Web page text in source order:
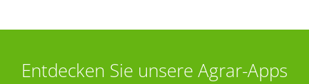
Entdecken Sie unsere Agrar-Apps